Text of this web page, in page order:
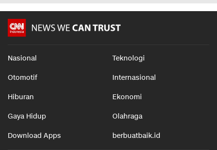
Nasional Teknologi
Otomotif Internasional
Hiburan Ekonomi
Gaya Hidup Olahraga
Download Apps berbuatbaik.id